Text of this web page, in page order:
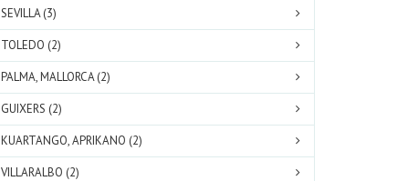
SEVILLA (3)
TOLEDO (2)
PALMA, MALLORCA (2)
GUIXERS (2)
KUARTANGO, APRIKANO (2)
VILLARALBO (2)